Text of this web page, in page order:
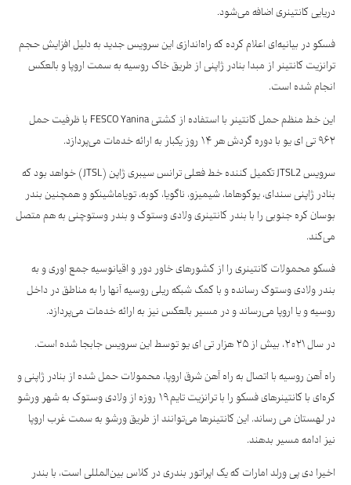
دریایی کانتینری اضافه می‌شود.
فسکو در بیانیه‌ای اعلام کرده که راه‌اندازی این سرویس جدید به دلیل افزایش حجم
ترانزیت کانتینر از مبدا بنادر ژاپنی از طریق خاک روسیه به سمت اروپا و بالعکس
انجام شده است.
این خط منظم حمل کانتینر با استفاده از کشتی FESCO Yanina با ظرفیت حمل
۹۶۲ تی ای یو با دوره گردش هر ۱۴ روز یکبار به ارائه خدمات می‌پردازد.
سرویس JTSL2 تکمیل کننده خط فعلی ترانس سیبری ژاپن (JTSL) خواهد بود که
بنادر ژاپنی سندای، یوکوهاما، شیمیزو، ناگویا، کوبه، تویاماشینکو و همچنین بندر
بوسان کره جنوبی را با بندر کانتینری ولادی وستوک و بندر وستوچنی به هم متصل
می‌کند.
فسکو محمولات کانتینری را از کشورهای خاور دور و اقیانوسیه جمع اوری و به
بندر ولادی وستوک رسانده و با کمک‌ شبکه ریلی روسیه آنها را به مناطق در داخل
روسیه و یا اروپا می‌رساند و در مسیر بالعکس نیز به ارائه خدمات می‌پردازد.
در سال ۲۰۲۱، بیش از ۲۵ هزار تی ای یو توسط این سرویس جابجا شده است.
راه آهن روسیه با اتصال به راه آهن شرق اروپا، محمولات حمل شده از بنادر ژاپنی و
کره‌ای با کانتینرهای فسکو را با ترانزیت تایم ۱۹ روزه از ولادی وستوک به شهر ورشو
در لهستان می رساند. این کانتینرها می‌توانند از طریق ورشو به سمت غرب اروپا
نیز ادامه مسیر بدهند.
اخیرا دی پی ورلد امارات که یک اپراتور بندری در کلاس بین‌المللی است، با بندر